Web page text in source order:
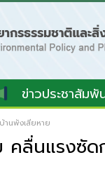
ข่าวประชาสัมพั
านพังเสียหาย
ลื่นแรงซัด